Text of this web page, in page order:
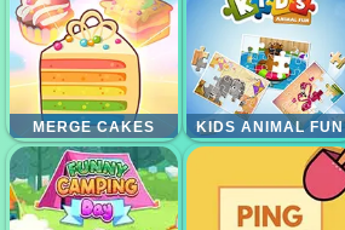
MERGE CAKES KIDS ANIMAL FUN